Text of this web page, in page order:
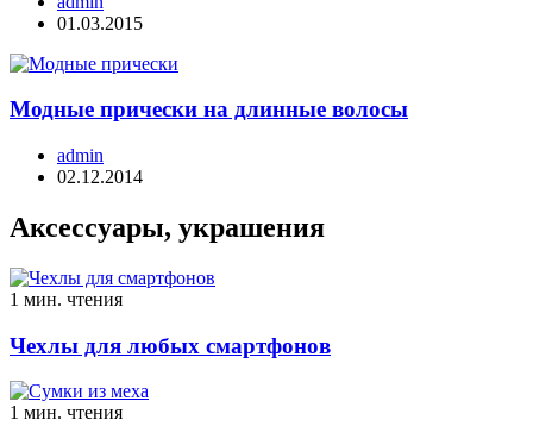
01.03.2015
Модные прически на длинные волосы
admin
02.12.2014
Аксессуары, украшения
1 мин. чтения
Чехлы для любых смартфонов
1 мин. чтения